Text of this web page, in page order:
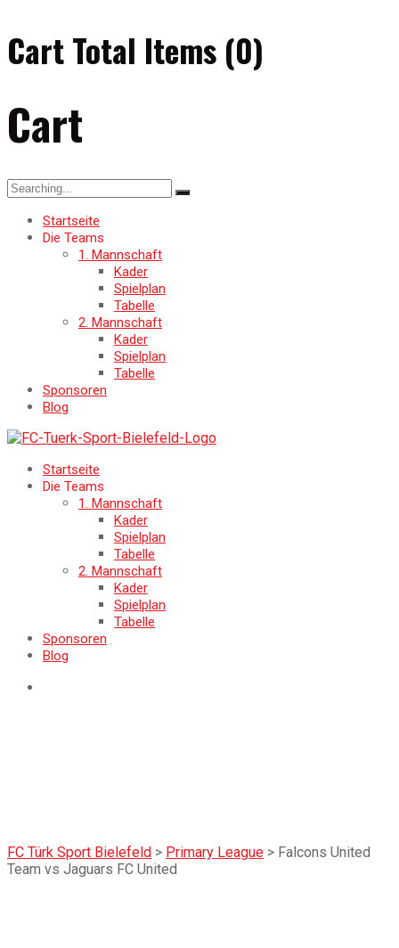
Cart Total Items (0)
Cart
Search
for:
Startseite
Die Teams
1. Mannschaft
Kader
Spielplan
Tabelle
2. Mannschaft
Kader
Spielplan
Tabelle
Sponsoren
Blog
Startseite
Die Teams
1. Mannschaft
Kader
Spielplan
Tabelle
2. Mannschaft
Kader
Spielplan
Tabelle
Sponsoren
Blog
FC Türk Sport Bielefeld > Primary League > Falcons United
Team vs Jaguars FC United